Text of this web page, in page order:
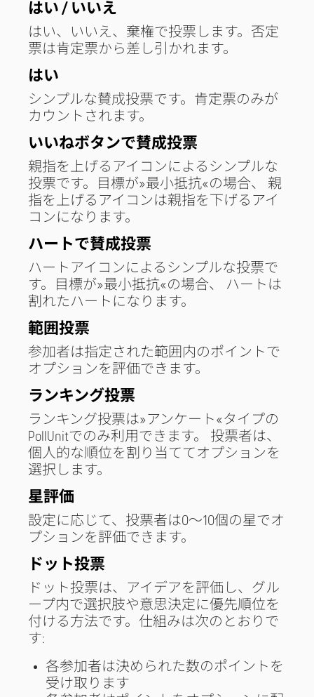
はい / いいえ
はい、いいえ、棄権で投票します。否定
票は肯定票から差し引かれます。
はい
シンプルな賛成投票です。肯定票のみが
カウントされます。
いいねボタンで賛成投票
親指を上げるアイコンによるシンプルな
投票です。目標が»最小抵抗«の場合、 親
指を上げるアイコンは親指を下げるアイ
コンになります。
ハートで賛成投票
ハートアイコンによるシンプルな投票で
す。目標が»最小抵抗«の場合、 ハートは
割れたハートになります。
範囲投票
参加者は指定された範囲内のポイントで
オプションを評価できます。
ランキング投票
ランキング投票は»アンケート«タイプの
PollUnitでのみ利用できます。 投票者は、
個人的な順位を割り当ててオプションを
選択します。
星評価
設定に応じて、投票者は0〜10個の星でオ
プションを評価できます。
ドット投票
ドット投票は、アイデアを評価し、グル
ープ内で選択肢や意思決定に優先順位を
付ける方法です。仕組みは次のとおりで
す:
各参加者は決められた数のポイントを
受け取ります